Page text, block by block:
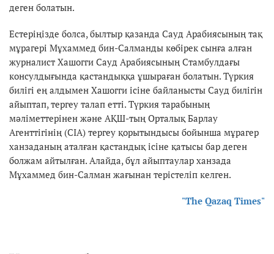
деген болатын.
Естеріңізде болса, былтыр қазанда Сауд Арабиясының тақ
мұрагері Мұхаммед бин-Салманды көбірек сынға алған
журналист Хашогги Сауд Арабиясының Стамбулдағы
консулдығында қастандыққа ұшыраған болатын. Түркия
билігі ең алдымен Хашогги ісіне байланысты Сауд билігін
айыптап, тергеу талап етті. Түркия тарабының
мәліметтерінен және АҚШ-тың Орталық Барлау
Агенттігінің (CIA) тергеу қорытындысы бойынша мұрагер
ханзаданың аталған қастандық ісіне қатысы бар деген
болжам айтылған. Алайда, бұл айыптаулар ханзада
Мұхаммед бин-Салман жағынан терістеліп келген.
"The Qazaq Times"